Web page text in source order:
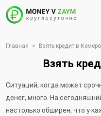
Главная > Взять кредит в
Взять
Ситуаций, когда может
денег, много. На
настолько обширен, что у